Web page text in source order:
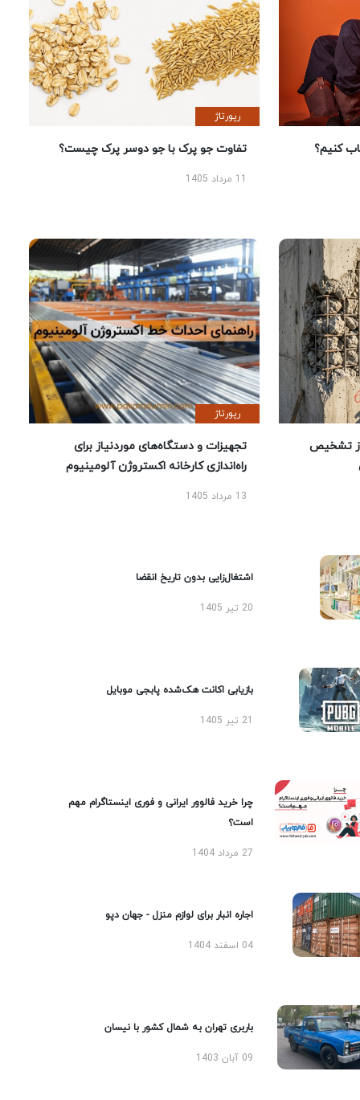
کنیم؟
رپورتاژ
تفاوت جو پرک با جو دوسر پرک چیست؟
تشخیص
رپورتاژ
تجهیزات و دستگاه‌های موردنیاز برای
راه‌اندازی کارخانه اکستروژن آلومینیوم
13 مرداد 1405
اشتغال‌زایی بدون تاریخ انقضا
20 تیر 1405
بازیابی اکانت هک‌شده پابجی موبایل
چرا خرید فالوور ایرانی و فوری اینستاگرام مهم
است؟
27 مرداد 1404
اجاره انبار برای لوازم منزل - جهان دپو
04 اسفند 1404
باربری تهران به شمال کشور با نیسان
09 آبان 1403